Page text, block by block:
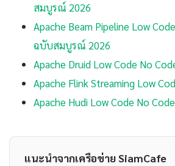
สมบูรณ์ 2026
Apache Beam Pipeline Low
ฉบับสมบูรณ์ 2026
Apache Druid Low Code No
Apache Flink Streaming Low
Apache Hudi Low Code No Code
แนะนำจากเครือข่าย SiamCafe